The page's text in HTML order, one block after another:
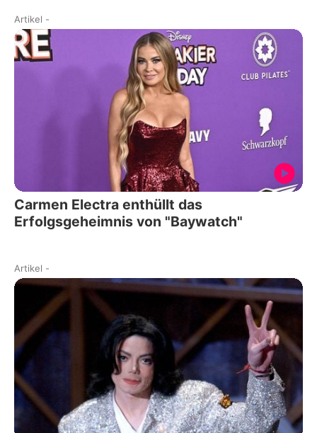
Artikel -
Carmen Electra enthüllt das
Erfolgsgeheimnis von "Baywatch"
Artikel -